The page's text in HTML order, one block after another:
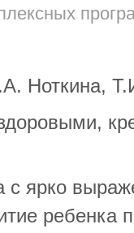
Ноткина,
ярко
ребенка